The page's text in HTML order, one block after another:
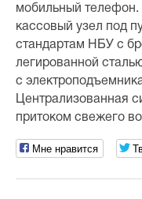
мобильный телефон.
кассовый узел под
стандартам НБУ с
легированной
с
Централизованная
притоком свежего
Мне нравится